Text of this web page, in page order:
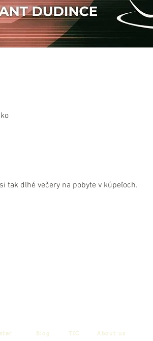
tak dlhé večery na pobyte v kúpeľoch.
Blog TIC About us